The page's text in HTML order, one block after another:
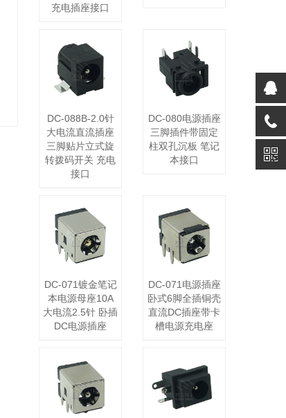
充电插座接口
DC-088B-2.0针
大电流直流插座
三脚贴片立式旋
转拨码开关 充电
接口
DC-080电源插座
三脚插件带固定
柱双孔沉板 笔记
本接口
DC-071镀金笔记
本电源母座10A
大电流2.5针 卧插
DC电源插座
DC-071电源插座
卧式6脚全插铜壳
直流DC插座带卡
槽电源充电座